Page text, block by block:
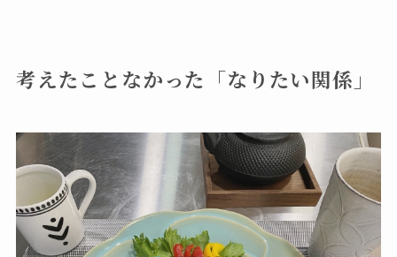
考えたことなかった「なりたい関係」